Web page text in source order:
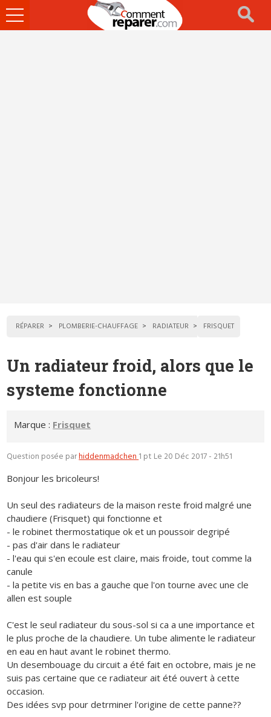
Ouvrir
le
RÉPARER PLOMBERIE-CHAUFFAGE RADIATEUR FRISQUET
Un radiateur froid, alors que le
systeme fonctionne
Marque : Frisquet
Question posée parhiddenmadchen1 pt Le 20 Déc 2017 - 21h51
Bonjour les bricoleurs!
Un seul des radiateurs de la maison reste froid malgré une
chaudiere (Frisquet) qui fonctionne et
- le robinet thermostatique ok et un poussoir degripé
- pas d'air dans le radiateur
- l'eau qui s'en ecoule est claire, mais froide, tout comme la
canule
- la petite vis en bas a gauche que l'on tourne avec une cle
allen est souple
C'est le seul radiateur du sous-sol si ca a une importance et
le plus proche de la chaudiere. Un tube alimente le radiateur
en eau en haut avant le robinet thermo.
Un desembouage du circuit a été fait en octobre, mais je ne
suis pas certaine que ce radiateur ait été ouvert à cette
occasion.
Des idées svp pour detrminer l'origine de cette panne??